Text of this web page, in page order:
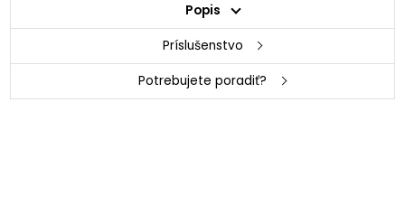
Popis
Príslušenstvo
Potrebujete poradiť?